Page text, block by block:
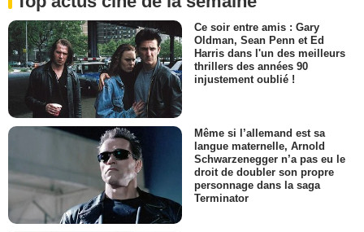
Ce soir entre amis : Gary
Oldman, Sean Penn et Ed
Harris dans l'un des meilleurs
thrillers des années 90
injustement oublié !
Même si l’allemand est sa
langue maternelle, Arnold
Schwarzenegger n’a pas eu le
droit de doubler son propre
personnage dans la saga
Terminator